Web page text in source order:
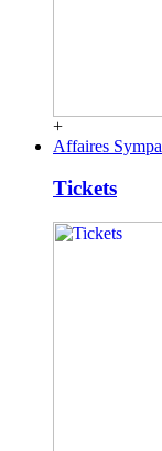
+
Affaires Sympa
Tickets